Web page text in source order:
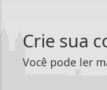
Crie sua
Você pode ler